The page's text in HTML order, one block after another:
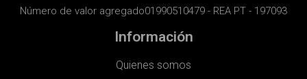
Número de valor agregado01990510479 - REA PT - 197093
Información
Quienes somos